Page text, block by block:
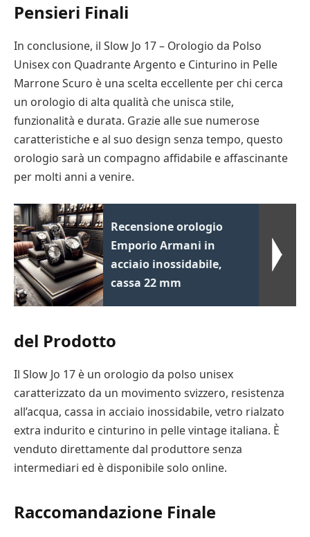
Pensieri Finali
In conclusione, il Slow Jo 17 – Orologio da Polso
Unisex con Quadrante Argento e Cinturino in Pelle
Marrone Scuro è una scelta eccellente per chi cerca
un orologio di alta qualità che unisca stile,
funzionalità e durata. Grazie alle sue numerose
caratteristiche e al suo design senza tempo, questo
orologio sarà un compagno affidabile e affascinante
per molti anni a venire.
Recensione orologio
Emporio Armani in
acciaio inossidabile,
cassa 22 mm
del Prodotto
Il Slow Jo 17 è un orologio da polso unisex
caratterizzato da un movimento svizzero, resistenza
all’acqua, cassa in acciaio inossidabile, vetro rialzato
extra indurito e cinturino in pelle vintage italiana. È
venduto direttamente dal produttore senza
intermediari ed è disponibile solo online.
Raccomandazione Finale